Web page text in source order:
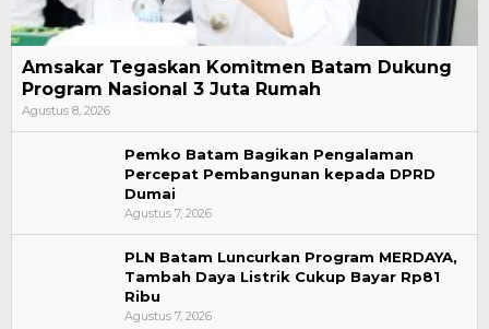
Amsakar Tegaskan Komitmen Batam Dukung
Program Nasional 3 Juta Rumah
Agustus 8, 2026
Pemko Batam Bagikan Pengalaman
Percepat Pembangunan kepada DPRD
Dumai
Agustus 7, 2026
PLN Batam Luncurkan Program MERDAYA,
Tambah Daya Listrik Cukup Bayar Rp81
Ribu
Agustus 7, 2026